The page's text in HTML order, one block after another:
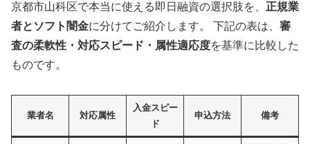
京都市山科区で本当に使える即日融資の選択肢を、 正規業
者とソフト闇金に分けてご紹介します。 下記の表は、 審
査の柔軟性・対応スピード・属性適応度を基準に比較した
ものです。
業者名 対応属性
入金スピー
ド
申込方法 備考